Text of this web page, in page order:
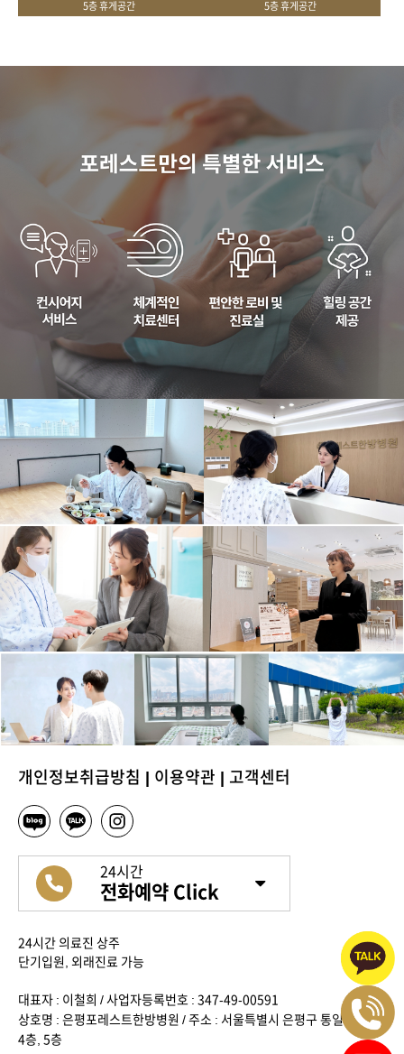
5층 휴게공간 5층 휴게공간
대표자 : 이철희 / 사업자등록번호 : 347-49-00591
상호명 : 은평포레스트한방병원 / 주소 : 서울특별시 은평구 통일로 636,
4층, 5층
개인정보취급방침 이용약관 고객센터
24시간
전화예약 Click
24시간 의료진 상주
단기입원, 외래진료 가능